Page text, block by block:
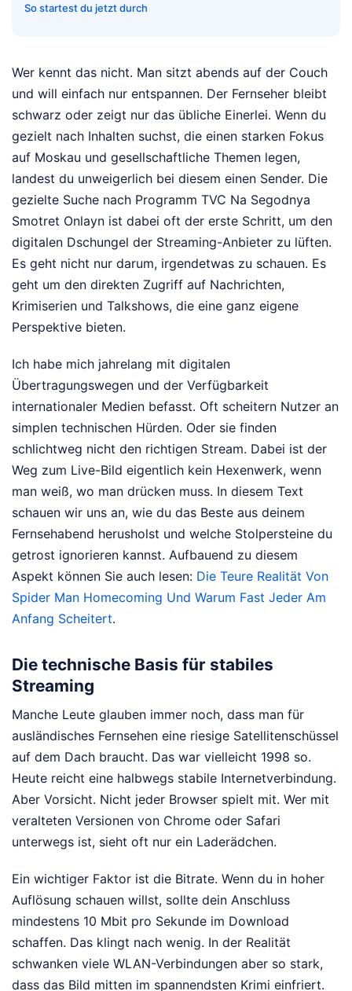
So startest du jetzt durch
Wer kennt das nicht. Man sitzt abends auf der Couch
und will einfach nur entspannen. Der Fernseher bleibt
schwarz oder zeigt nur das übliche Einerlei. Wenn du
gezielt nach Inhalten suchst, die einen starken Fokus
auf Moskau und gesellschaftliche Themen legen,
landest du unweigerlich bei diesem einen Sender. Die
gezielte Suche nach Programm TVC Na Segodnya
Smotret Onlayn ist dabei oft der erste Schritt, um den
digitalen Dschungel der Streaming-Anbieter zu lüften.
Es geht nicht nur darum, irgendetwas zu schauen. Es
geht um den direkten Zugriff auf Nachrichten,
Krimiserien und Talkshows, die eine ganz eigene
Perspektive bieten.
Ich habe mich jahrelang mit digitalen
Übertragungswegen und der Verfügbarkeit
internationaler Medien befasst. Oft scheitern Nutzer an
simplen technischen Hürden. Oder sie finden
schlichtweg nicht den richtigen Stream. Dabei ist der
Weg zum Live-Bild eigentlich kein Hexenwerk, wenn
man weiß, wo man drücken muss. In diesem Text
schauen wir uns an, wie du das Beste aus deinem
Fernsehabend herusholst und welche Stolpersteine du
getrost ignorieren kannst. Aufbauend zu diesem
Aspekt können Sie auch lesen: Die Teure Realität Von
Spider Man Homecoming Und Warum Fast Jeder Am
Anfang Scheitert.
Die technische Basis für stabiles
Streaming
Manche Leute glauben immer noch, dass man für
ausländisches Fernsehen eine riesige Satellitenschüssel
auf dem Dach braucht. Das war vielleicht 1998 so.
Heute reicht eine halbwegs stabile Internetverbindung.
Aber Vorsicht. Nicht jeder Browser spielt mit. Wer mit
veralteten Versionen von Chrome oder Safari
unterwegs ist, sieht oft nur ein Laderädchen.
Ein wichtiger Faktor ist die Bitrate. Wenn du in hoher
Auflösung schauen willst, sollte dein Anschluss
mindestens 10 Mbit pro Sekunde im Download
schaffen. Das klingt nach wenig. In der Realität
schwanken viele WLAN-Verbindungen aber so stark,
dass das Bild mitten im spannendsten Krimi einfriert.